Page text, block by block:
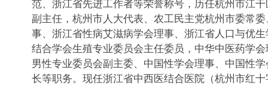
范、浙江省先进工作者等荣誉称号，历任杭州市江
副主任，杭州市人大代表、农工民主党杭州市委常
事、浙江省性病艾滋病学会理事、浙江省人口与优
结合学会生殖专业委员会主任委员，中华中医药学
男性专业委员会副主委、中国性学会理事、中国性
长等职务。现任浙江省中西医结合医院（杭州市红